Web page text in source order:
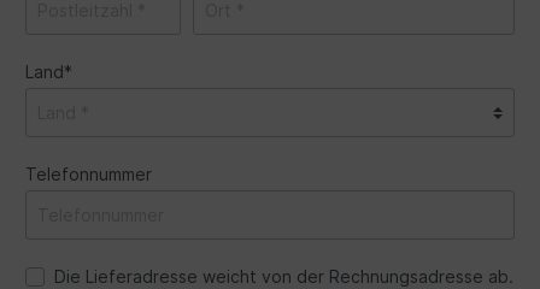
Land*
Telefonnummer
Die Lieferadresse weicht von der Rechnungsadresse ab.